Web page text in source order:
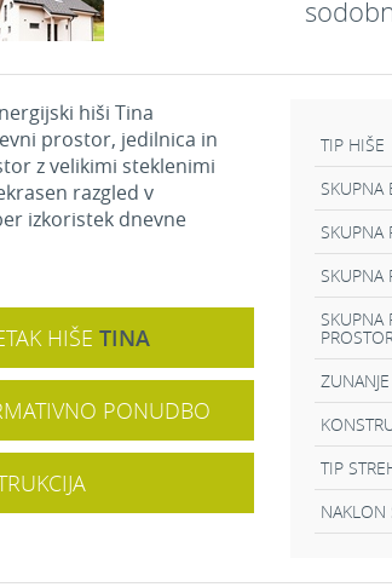
hiši Tina
prostor, jedilnica in
z velikimi steklenimi
razgled v
izkoristek dnevne
HIŠETINA
PONUDBO
TIP HIŠE
SKUPNA
SKUPNA
SKUPNA
SKUPNA
TIP
NAKLON